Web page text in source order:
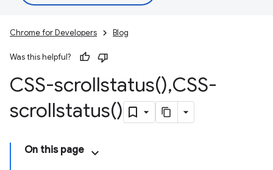
Chrome for Developers Blog
Was this helpful?
CSS-scrollstatus(),CSS-
scrollstatus()
On this page